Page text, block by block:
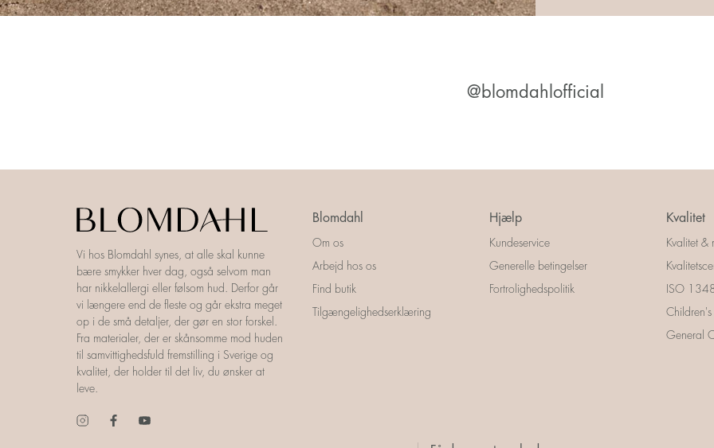
@blomdahlofficial
Vi hos Blomdahl synes, at alle skal kunne
bære smykker hver dag, også selvom man
har nikkelallergi eller følsom hud. Derfor går
vi længere end de fleste og går ekstra meget
op i de små detaljer, der gør en stor forskel.
Fra materialer, der er skånsomme mod huden
til samvittighedsfuld fremstilling i Sverige og
kvalitet, der holder til det liv, du ønsker at
leve.
Blomdahl
Om os
Arbejd hos os
Find butik
Tilgængelighedserklæring
Hjælp
Kundeservice
Generelle betingelser
Fortrolighedspolitik
Kvalitet
Kvalitet &
ISO
General